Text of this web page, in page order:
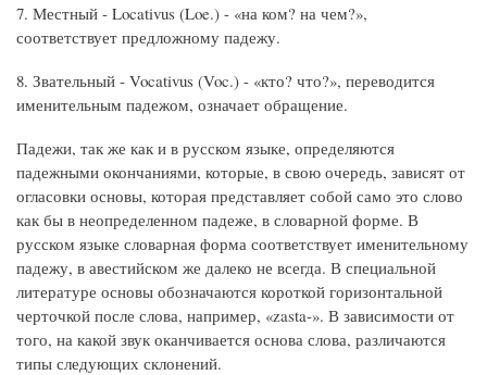
7. Местный - Locativus (Loe.) - «на ком? на чем?»,
соответствует предложному падежу.
8. Звательный - Vocativus (Voc.) - «кто? что?», переводится
именительным падежом, означает обращение.
Падежи, так же как и в русском языке, определяются
падежными окончаниями, которые, в свою очередь, зависят от
огласовки основы, которая представляет собой само это слово
как бы в неопределенном падеже, в словарной форме. В
русском языке словарная форма соответствует именительному
падежу, в авестийском же далеко не всегда. В специальной
литературе основы обозначаются короткой горизонтальной
черточкой после слова, например, «zasta-». В зависимости от
того, на какой звук оканчивается основа слова, различаются
типы следующих склонений.